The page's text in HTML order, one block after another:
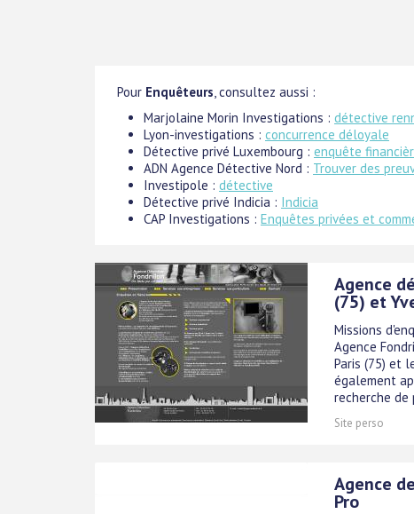
Pour Enquêteurs , consultez aussi :
Marjolaine Morin Investigations : détective
Lyon-investigations : concurrence déloyale
Détective privé Luxembourg : enquête
ADN Agence Détective Nord : Trouver des
Investipole : détective
Détective privé Indicia : Indicia
CAP Investigations : Enquêtes privées et
Agence
(75) et
Missions
Agence
Paris (75) et
également
recherche de
Site perso
Agence
Pro